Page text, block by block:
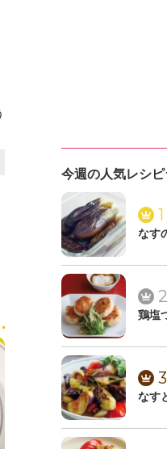
今週の人気レシ
1
なす
2
鶏塩
3
なす